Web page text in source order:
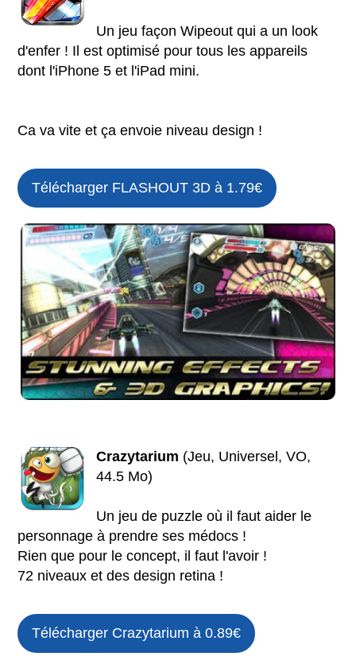
Un jeu façon Wipeout qui a un look
d'enfer ! Il est optimisé pour tous les appareils
dont l'iPhone 5 et l'iPad mini.
Ca va vite et ça envoie niveau design !
Télécharger FLASHOUT 3D à 1.79€
Crazytarium (Jeu, Universel, VO,
44.5 Mo)
Un jeu de puzzle où il faut aider le
personnage à prendre ses médocs !
Rien que pour le concept, il faut l'avoir !
72 niveaux et des design retina !
Télécharger Crazytarium à 0.89€